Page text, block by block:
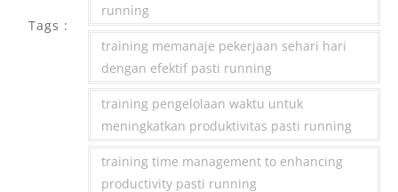
Tags :
running
training memanaje pekerjaan sehari hari
dengan efektif pasti running
training pengelolaan waktu untuk
meningkatkan produktivitas pasti running
training time management to enhancing
productivity pasti running